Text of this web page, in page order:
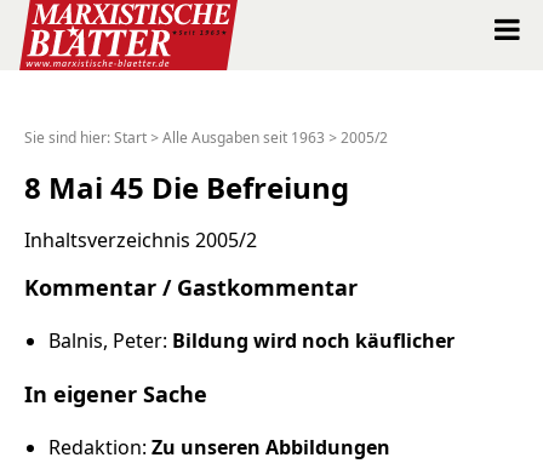
Suche
Shop
Sie sind hier:Start >Alle Ausgaben seit 1963 >2005/2
8 Mai 45 Die Befreiung
Inhaltsverzeichnis 2005/2
Kommentar / Gastkommentar
Balnis, Peter: Bildung wird noch käuflicher
In eigener Sache
Redaktion: Zu unseren Abbildungen